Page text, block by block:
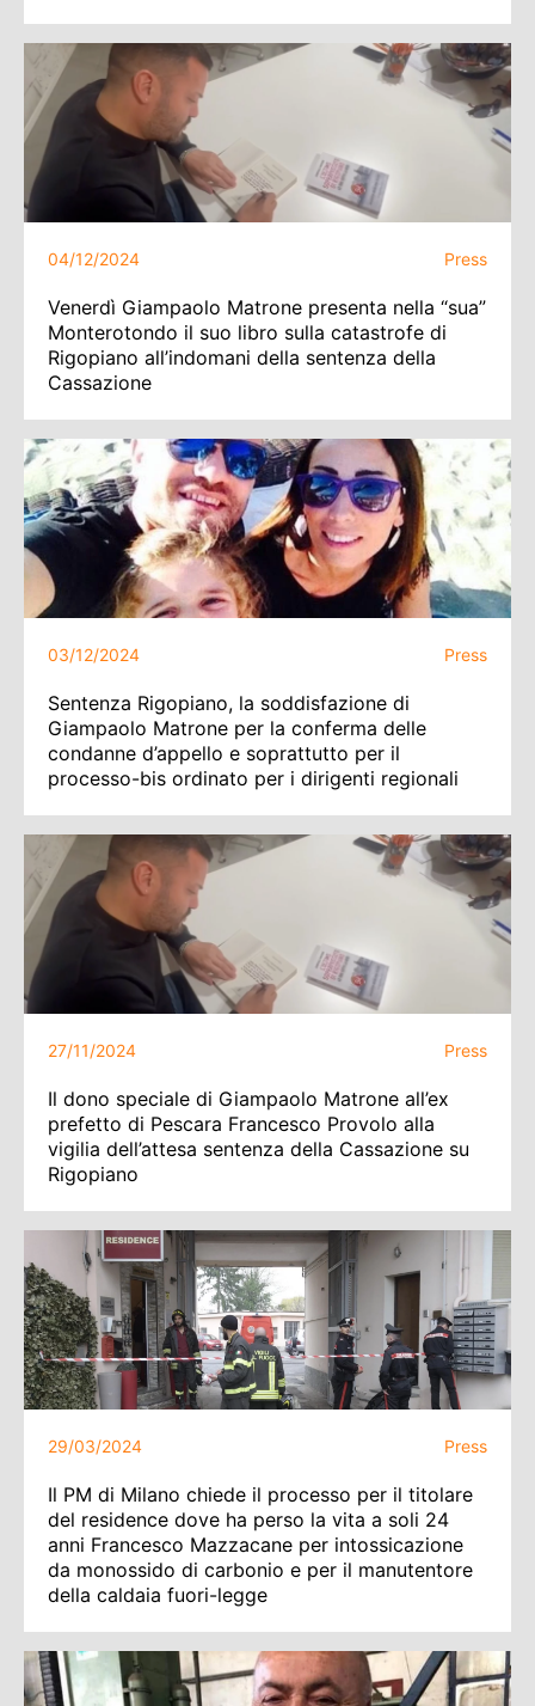
04/12/2024 Press
Venerdì Giampaolo Matrone presenta nella “sua”
Monterotondo il suo libro sulla catastrofe di
Rigopiano all’indomani della sentenza della
Cassazione
03/12/2024 Press
Sentenza Rigopiano, la soddisfazione di
Giampaolo Matrone per la conferma delle
condanne d’appello e soprattutto per il
processo-bis ordinato per i dirigenti regionali
27/11/2024 Press
Il dono speciale di Giampaolo Matrone all’ex
prefetto di Pescara Francesco Provolo alla
vigilia dell’attesa sentenza della Cassazione su
Rigopiano
29/03/2024 Press
Il PM di Milano chiede il processo per il titolare
del residence dove ha perso la vita a soli 24
anni Francesco Mazzacane per intossicazione
da monossido di carbonio e per il manutentore
della caldaia fuori-legge